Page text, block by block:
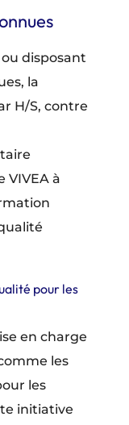
disposant
la
H/S, contre
VIVEA à
pour les
en charge
les
les
initiative